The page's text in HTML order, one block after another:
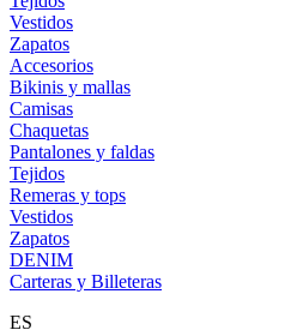
Vestidos
Zapatos
Accesorios
Bikinis y mallas
Camisas
Chaquetas
Pantalones y faldas
Tejidos
Remeras y tops
Vestidos
Zapatos
DENIM
Carteras y Billeteras
ES